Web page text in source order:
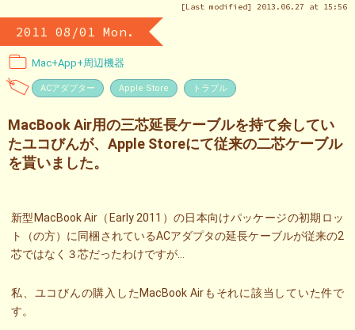
[Last modified] 2013.06.27 at 15:56
2011 08/01 Mon.
Mac+App+周辺機器
ACアダプター Apple Store トラブル
MacBook Air用の三芯延長ケーブルを持て余してい
たユコびんが、Apple Storeにて従来の二芯ケーブル
を貰いました。
新型MacBook Air（Early 2011）の日本向けパッケージの初期ロッ
ト（の方）に同梱されているACアダプタの延長ケーブルが従来の2
芯ではなく３芯だったわけですが…
私、ユコびんの購入したMacBook Airもそれに該当していた件で
す。